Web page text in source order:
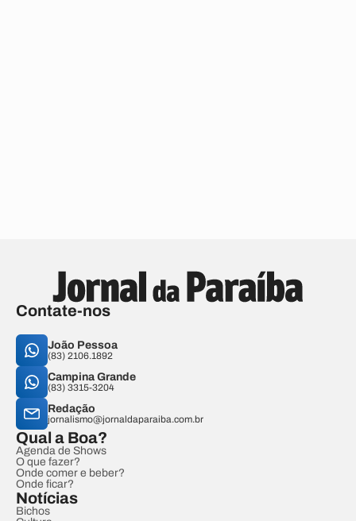
Contate-nos
João Pessoa
(83) 2106.1892
Campina Grande
(83) 3315-3204
Redação
jornalismo@jornaldaparaiba.com.br
Qual a Boa?
Agenda de Shows
O que fazer?
Onde comer e beber?
Onde ficar?
Notícias
Bichos